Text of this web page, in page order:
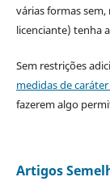
várias formas
licenciante) tenha
Sem restrições
medidas de
fazerem algo
Artigos